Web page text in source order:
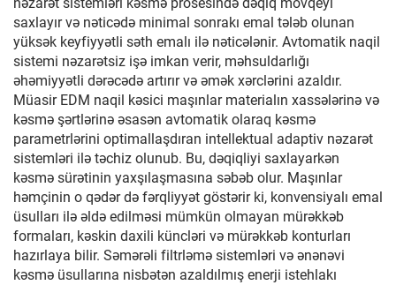
saxlayır və nəticədə minimal sonrakı emal tələb olunan
yüksək keyfiyyətli səth emalı ilə nəticələnir. Avtomatik naqil
sistemi nəzarətsiz işə imkan verir, məhsuldarlığı
əhəmiyyətli dərəcədə artırır və əmək xərclərini azaldır.
Müasir EDM naqil kəsici maşınlar materialın xassələrinə və
kəsmə şərtlərinə əsasən avtomatik olaraq kəsmə
parametrlərini optimallaşdıran intellektual adaptiv nəzarət
sistemləri ilə təchiz olunub. Bu, dəqiqliyi saxlayarkən
kəsmə sürətinin yaxşılaşmasına səbəb olur. Maşınlar
həmçinin o qədər də fərqliyyət göstərir ki, konvensiyalı emal
üsulları ilə əldə edilməsi mümkün olmayan mürəkkəb
formaları, kəskin daxili küncləri və mürəkkəb konturları
hazırlaya bilir. Səmərəli filtrləmə sistemləri və ənənəvi
kəsmə üsullarına nisbətən azaldılmış enerji istehlakı